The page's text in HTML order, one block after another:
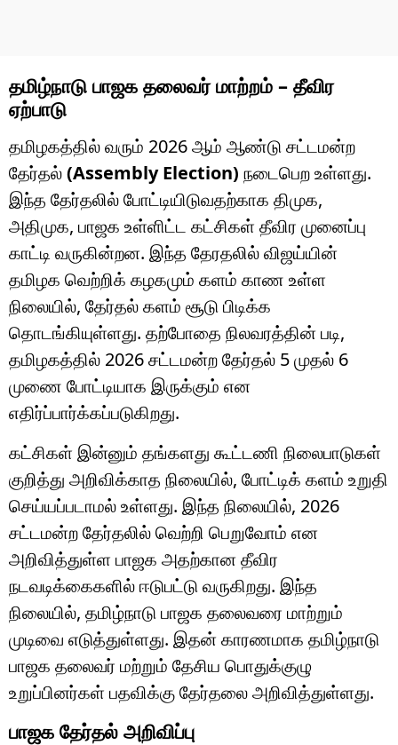
தமிழ்நாடு பாஜக தலைவர் மாற்றம் – தீவிர
ஏற்பாடு
தமிழகத்தில் வரும் 2026 ஆம் ஆண்டு சட்டமன்ற
தேர்தல்(Assembly Election) நடைபெற உள்ளது.
இந்த தேர்தலில் போட்டியிடுவதற்காக திமுக,
அதிமுக, பாஜக உள்ளிட்ட கட்சிகள் தீவிர முனைப்பு
காட்டி வருகின்றன. இந்த தேரதலில் விஜய்யின்
தமிழக வெற்றிக் கழகமும் களம் காண உள்ள
நிலையில், தேர்தல் களம் சூடு பிடிக்க
தொடங்கியுள்ளது. தற்போதை நிலவரத்தின் படி,
தமிழகத்தில் 2026 சட்டமன்ற தேர்தல் 5 முதல் 6
முணை போட்டியாக இருக்கும் என
எதிர்ப்பார்க்கப்படுகிறது.
கட்சிகள் இன்னும் தங்களது கூட்டணி நிலைபாடுகள்
குறித்து அறிவிக்காத நிலையில், போட்டிக் களம் உறுதி
செய்யப்படாமல் உள்ளது. இந்த நிலையில், 2026
சட்டமன்ற தேர்தலில் வெற்றி பெறுவோம் என
அறிவித்துள்ள பாஜக அதற்கான தீவிர
நடவடிக்கைகளில் ஈடுபட்டு வருகிறது. இந்த
நிலையில், தமிழ்நாடு பாஜக தலைவரை மாற்றும்
முடிவை எடுத்துள்ளது. இதன் காரணமாக தமிழ்நாடு
பாஜக தலைவர் மற்றும் தேசிய பொதுக்குழு
உறுப்பினர்கள் பதவிக்கு தேர்தலை அறிவித்துள்ளது.
பாஜக தேர்தல் அறிவிப்பு